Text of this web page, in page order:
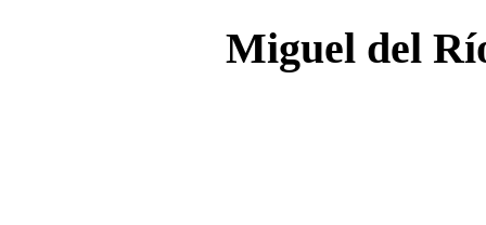
Miguel del